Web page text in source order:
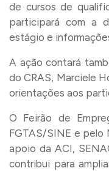
de cursos de
participará com a
estágio e
A ação contará
do CRAS, Marciele
orientações aos
O Feirão de
FGTAS/SINE e pelo
apoio da ACI,
contribui para